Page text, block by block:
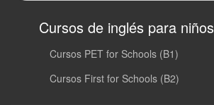
Cursos de inglés para niños
Cursos PET for Schools (B1)
Cursos First for Schools (B2)